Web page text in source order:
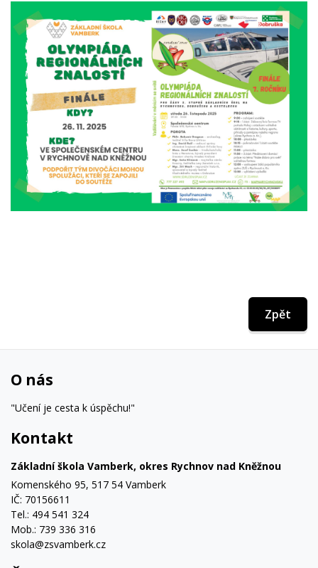
Zpět
O nás
"Učení je cesta k úspěchu!"
Kontakt
Základní škola Vamberk, okres Rychnov nad Kněžnou
Komenského 95, 517 54 Vamberk
IČ: 70156611
Tel.: 494 541 324
Mob.: 739 336 316
skola@zsvamberk.cz